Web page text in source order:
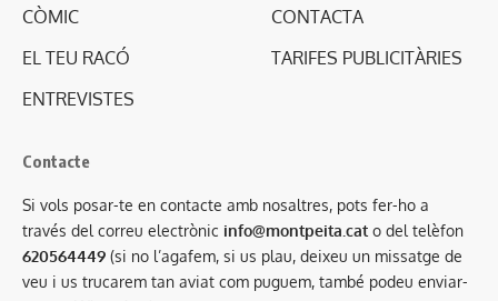
CÒMIC
EL TEU RACÓ
ENTREVISTES
CONTACTA
TARIFES PUBLICITÀRIES
Contacte
Si vols posar-te en contacte amb nosaltres, pots fer-ho a
través del correu electrònic info@montpeita.cat o del telèfon
620564449 (si no l’agafem, si us plau, deixeu un missatge de
veu i us trucarem tan aviat com puguem, també podeu enviar-